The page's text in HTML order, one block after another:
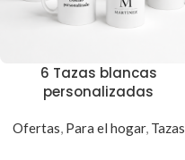
6 Tazas blancas
personalizadas
Ofertas, Para el hogar, Tazas